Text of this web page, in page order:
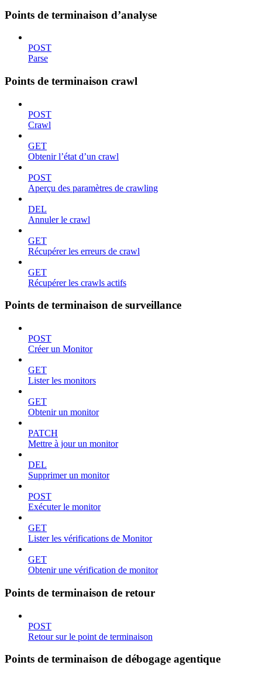
Points de terminaison d’analyse
POST
Parse
Points de terminaison crawl
POST
Crawl
GET
Obtenir l’état d’un crawl
POST
Aperçu des paramètres de crawling
DEL
Annuler le crawl
GET
Récupérer les erreurs de crawl
GET
Récupérer les crawls actifs
Points de terminaison de surveillance
POST
Créer un Monitor
GET
Lister les monitors
GET
Obtenir un monitor
PATCH
Mettre à jour un monitor
DEL
Supprimer un monitor
POST
Exécuter le monitor
GET
Lister les vérifications de Monitor
GET
Obtenir une vérification de monitor
Points de terminaison de retour
POST
Retour sur le point de terminaison
Points de terminaison de débogage agentique